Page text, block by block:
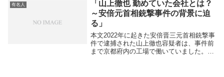
た。その中に...
有名人
「山上徹也 勤めていた会社とは？
～安倍元首相銃撃事件の背景に迫
る」
本文2022年に起きた安倍晋三元首相銃撃事
件で逮捕された山上徹也容疑者は、事件前
まで京都府内の工場で働いていました。